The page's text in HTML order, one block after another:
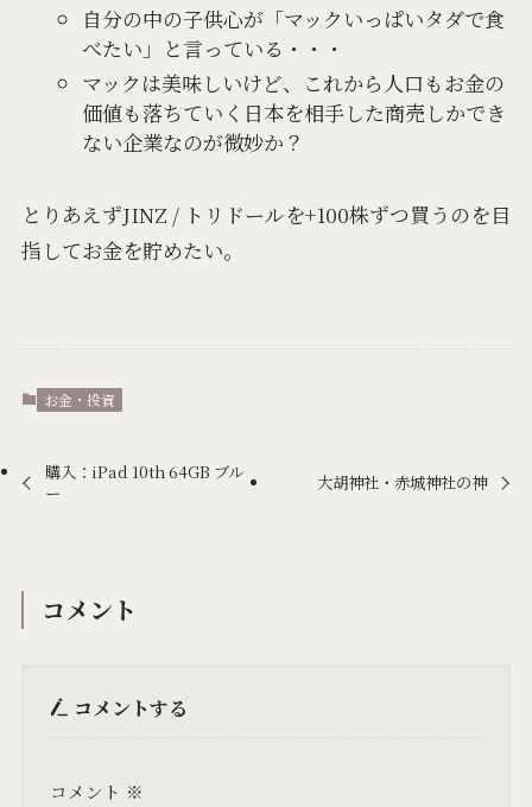
自分の中の子供心が「マックいっぱいタダで食
べたい」と言っている・・・
マックは美味しいけど、これから人口もお金の
価値も落ちていく日本を相手した商売しかでき
ない企業なのが微妙か？
とりあえずJINZ / トリドールを+100株ずつ買うのを目
指してお金を貯めたい。
お金・投資
購入：iPad 10th 64GB ブル
ー
大胡神社・赤城神社の神
コメント
コメントする
コメント ※